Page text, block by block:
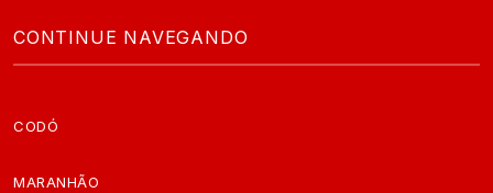
CONTINUE NAVEGANDO
CODÓ
MARANHÃO